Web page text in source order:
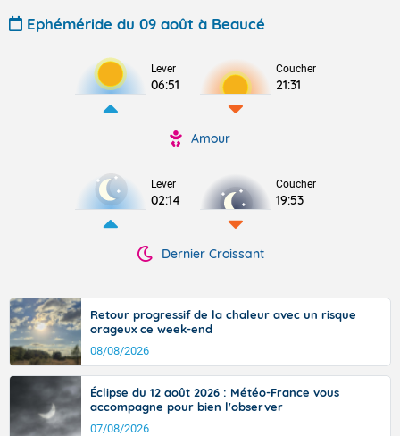
Ephéméride du 09 août à Beaucé
Lever
06:51
Coucher
21:31
Amour
Lever
02:14
Coucher
19:53
Dernier Croissant
Retour progressif de la chaleur avec un risque
orageux ce week-end
08/08/2026
Éclipse du 12 août 2026 : Météo-France vous
accompagne pour bien l'observer
07/08/2026